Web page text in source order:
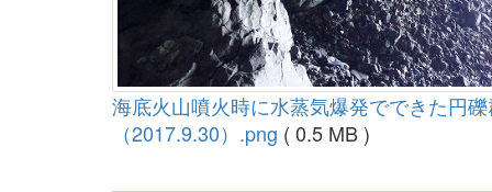
海底火山噴火時に水蒸気爆発でできた円
（2017.9.30）.png ( 0.5 MB )